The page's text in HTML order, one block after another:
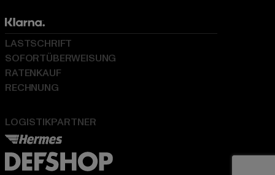
LOGISTIKPARTNER
LASTSCHRIFT
SOFORTÜBERWEISUNG
RATENKAUF
RECHNUNG